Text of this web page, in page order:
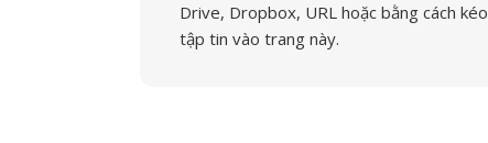
Drive, Dropbox, URL hoặc bằng cách kéo
tập tin vào trang này.